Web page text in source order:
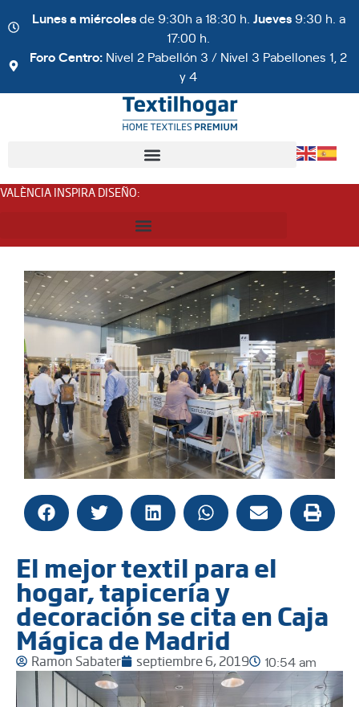
Lunes a miércolesde 9:30h a 18:30 h. Jueves 9:30 h. a
17:00 h.
Foro Centro: Nivel 2 Pabellón 3 / Nivel 3 Pabellones 1, 2
y 4
VALÈNCIA INSPIRA DISEÑO:
El mejor textil para el
hogar, tapicería y
decoración se cita en Caja
Mágica de Madrid
Ramon Sabater septiembre 6, 2019 10:54 am